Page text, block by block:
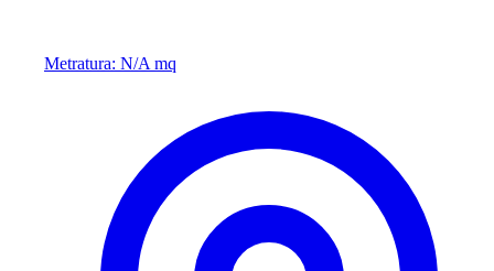
Metratura: N/A mq